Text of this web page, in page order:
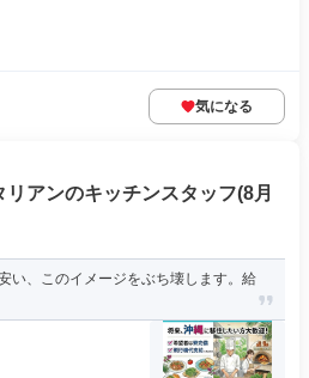
気になる
アンのキッチンスタッフ(8月
い、このイメージをぶち壊します。給